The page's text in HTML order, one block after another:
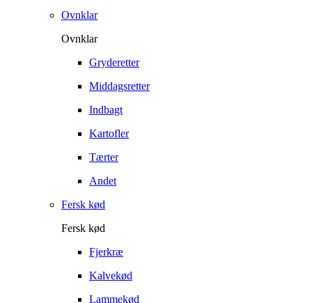
Ovnklar
Ovnklar
Gryderetter
Middagsretter
Indbagt
Kartofler
Tærter
Andet
Fersk kød
Fersk kød
Fjerkræ
Kalvekød
Lammekød